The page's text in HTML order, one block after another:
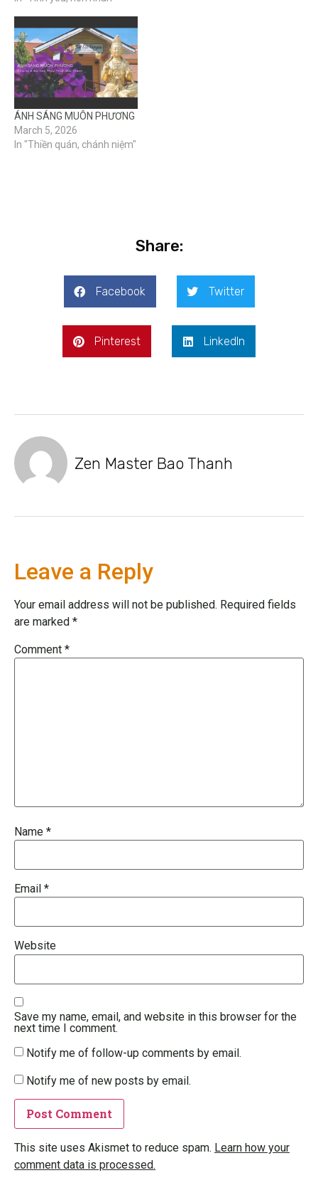
ÁNH SÁNG MUÔN PHƯƠNG
March 5, 2026
In "Thiền quán, chánh niệm"
Share:
Facebook Twitter
Pinterest LinkedIn
Zen Master Bao Thanh
Leave a Reply
Your email address will not be published. Required fields
are marked *
Comment *
Name *
Email *
Website
Save my name, email, and website in this browser for the
next time I comment.
Notify me of follow-up comments by email.
Notify me of new posts by email.
This site uses Akismet to reduce spam. Learn how your
comment data is processed.